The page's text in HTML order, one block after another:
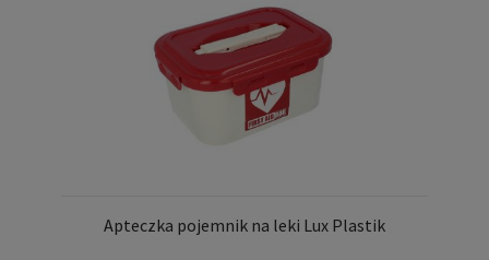
Apteczka pojemnik na leki Lux Plastik